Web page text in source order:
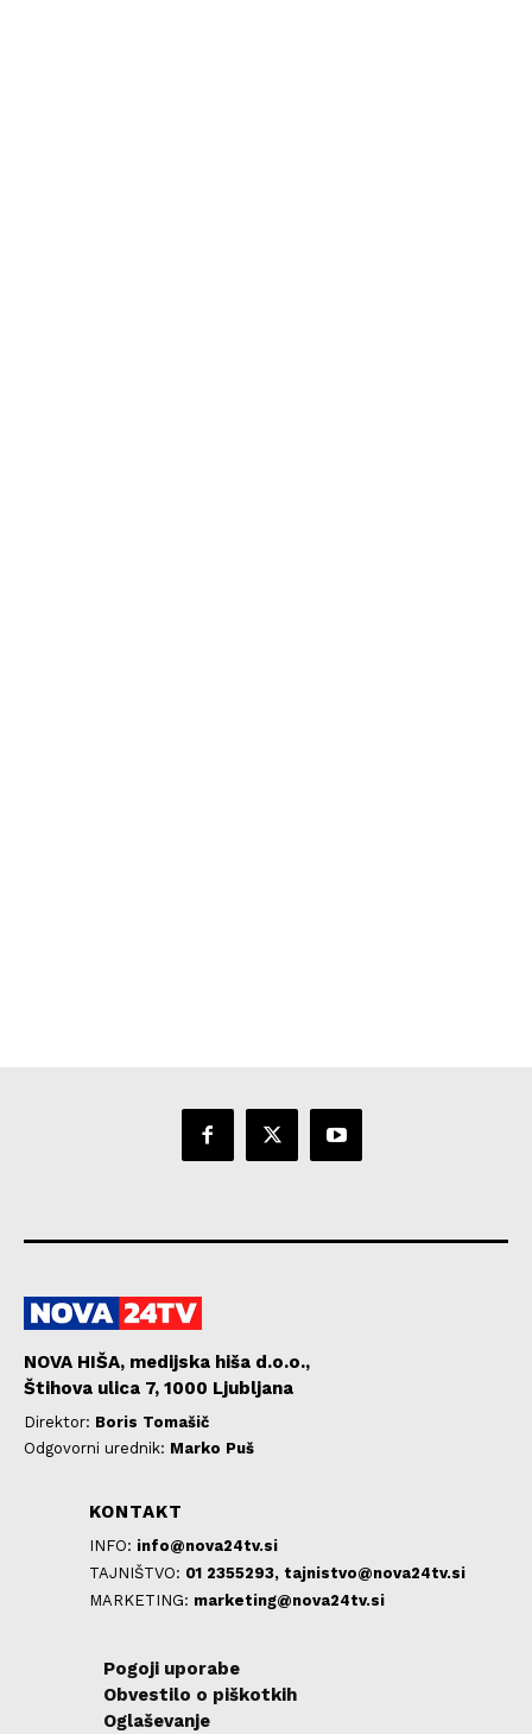
NOVA HIŠA, medijska hiša d.o.o.,
Štihova ulica 7, 1000 Ljubljana
Direktor: Boris Tomašič
Odgovorni urednik: Marko Puš
KONTAKT
INFO: info@nova24tv.si
TAJNIŠTVO: 01 2355293, tajnistvo@nova24tv.si
MARKETING: marketing@nova24tv.si
Pogoji uporabe
Obvestilo o piškotkih
Oglaševanje